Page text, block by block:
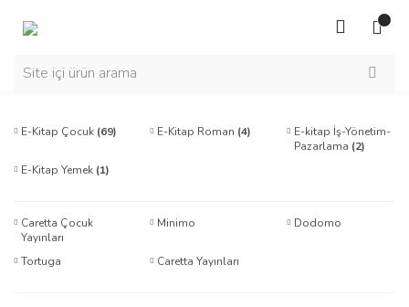
E-Kitap Çocuk (69) E-Kitap Roman (4)
E-kitap İş-Yönetim-
Pazarlama (2)
E-Kitap Yemek (1)
Caretta Çocuk
Yayınları
Minimo Dodomo
Tortuga Caretta Yayınları